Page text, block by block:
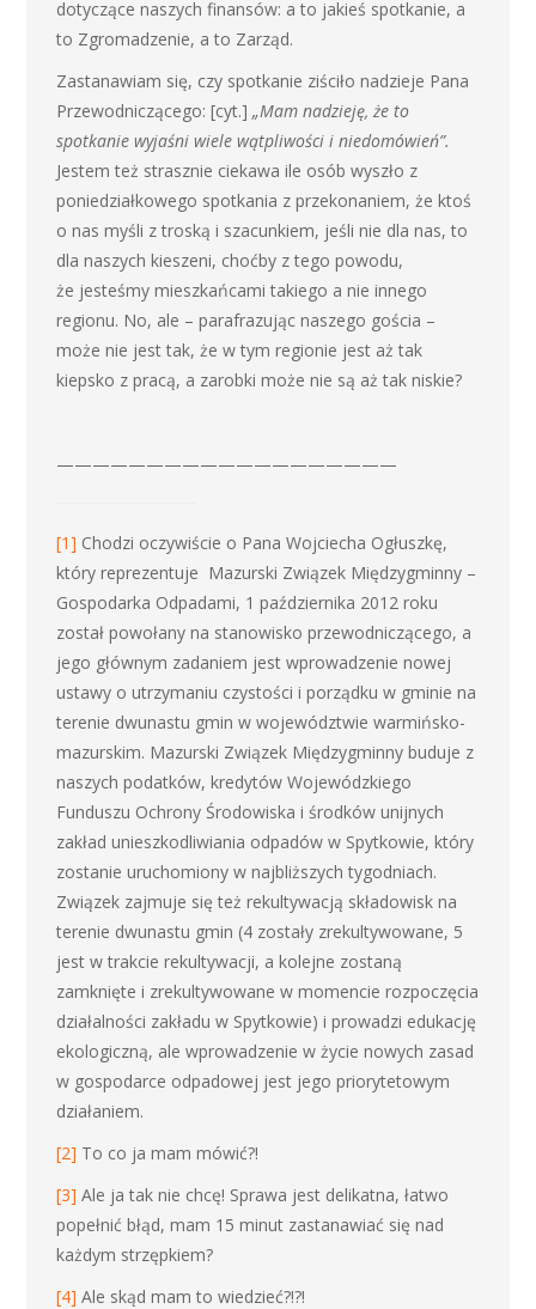
dotyczące naszych finansów: a to jakieś spotkanie, a
to Zgromadzenie, a to Zarząd.
Zastanawiam się, czy spotkanie ziściło nadzieje Pana
Przewodniczącego: [cyt.] „Mam nadzieję, że to
spotkanie wyjaśni wiele wątpliwości i niedomówień”.
Jestem też strasznie ciekawa ile osób wyszło z
poniedziałkowego spotkania z przekonaniem, że ktoś
o nas myśli z troską i szacunkiem, jeśli nie dla nas, to
dla naszych kieszeni, choćby z tego powodu,
że jesteśmy mieszkańcami takiego a nie innego
regionu. No, ale – parafrazując naszego gościa –
może nie jest tak, że w tym regionie jest aż tak
kiepsko z pracą, a zarobki może nie są aż tak niskie?
———————————————————
[1] Chodzi oczywiście o Pana Wojciecha Ogłuszkę,
który reprezentuje Mazurski Związek Międzygminny –
Gospodarka Odpadami, 1 października 2012 roku
został powołany na stanowisko przewodniczącego, a
jego głównym zadaniem jest wprowadzenie nowej
ustawy o utrzymaniu czystości i porządku w gminie na
terenie dwunastu gmin w województwie warmińsko-
mazurskim. Mazurski Związek Międzygminny buduje z
naszych podatków, kredytów Wojewódzkiego
Funduszu Ochrony Środowiska i środków unijnych
zakład unieszkodliwiania odpadów w Spytkowie, który
zostanie uruchomiony w najbliższych tygodniach.
Związek zajmuje się też rekultywacją składowisk na
terenie dwunastu gmin (4 zostały zrekultywowane, 5
jest w trakcie rekultywacji, a kolejne zostaną
zamknięte i zrekultywowane w momencie rozpoczęcia
działalności zakładu w Spytkowie) i prowadzi edukację
ekologiczną, ale wprowadzenie w życie nowych zasad
w gospodarce odpadowej jest jego priorytetowym
działaniem.
[2] To co ja mam mówić?!
[3] Ale ja tak nie chcę! Sprawa jest delikatna, łatwo
popełnić błąd, mam 15 minut zastanawiać się nad
każdym strzępkiem?
[4] Ale skąd mam to wiedzieć?!?!